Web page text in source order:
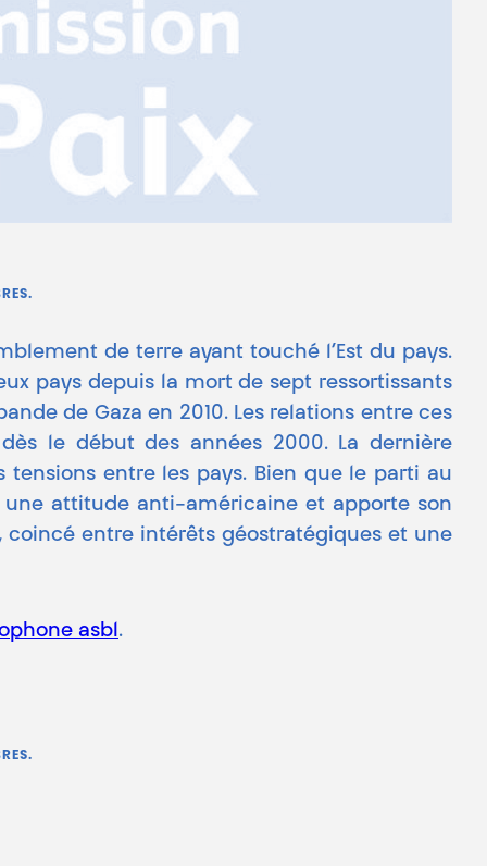
de terre ayant touché l’Est du pays.
pays depuis la mort de sept ressortissants
de Gaza en 2010. Les relations entre ces
le début des années 2000. La dernière
entre les pays. Bien que le parti au
une attitude anti-américaine et apporte son
coincé entre intérêts géostratégiques et une
asbl.